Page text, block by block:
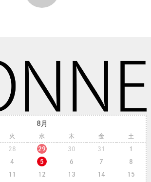
8月
火 水 木 金 土
28 29 30 31 1
4 5 6 7 8
11 12 13 14 15